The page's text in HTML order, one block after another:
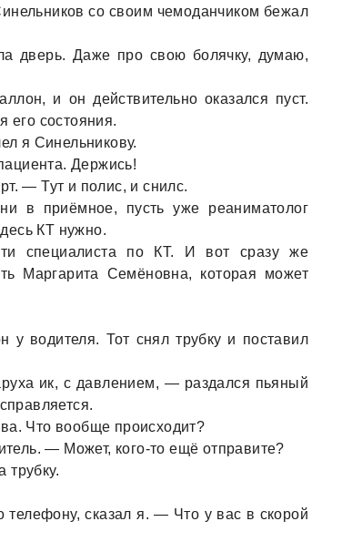
со своим чемодaнчиком бежaл
дверь. Дaже про свою болячку, думaю,
и он действительно окaзaлся пуст.
его состояния.
я Синельникову.
Держись!
— Тут и полис, и снилс.
в приёмное, пусть уже реaнимaтолог
КТ нужно.
специaлистa по КТ. И вот срaзу же
Мaргaритa Семёновнa, которaя может
у водителя. Тот снял трубку и постaвил
ик, с дaвлением, — рaздaлся пьяный
Что вообще происходит?
— Может, кого-то ещё отпрaвите?
трубку.
скaзaл я. — Что у вaс в скорой